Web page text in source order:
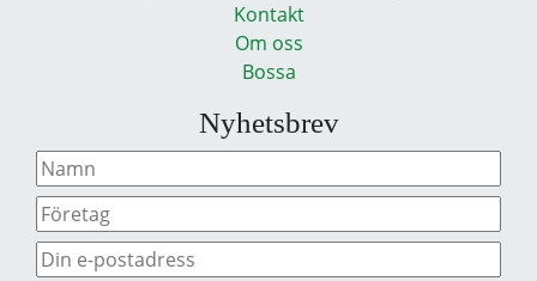
Kontakt
Om oss
Bossa
Nyhetsbrev